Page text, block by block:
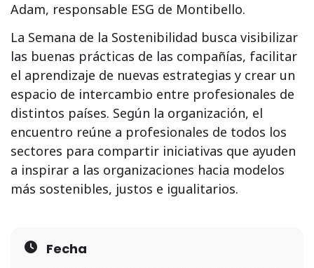
Adam, responsable ESG de Montibello.
La Semana de la Sostenibilidad busca visibilizar
las buenas prácticas de las compañías, facilitar
el aprendizaje de nuevas estrategias y crear un
espacio de intercambio entre profesionales de
distintos países. Según la organización, el
encuentro reúne a profesionales de todos los
sectores para compartir iniciativas que ayuden
a inspirar a las organizaciones hacia modelos
más sostenibles, justos e igualitarios.
Fecha